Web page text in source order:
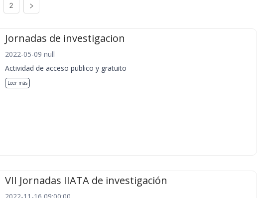
2
Jornadas de investigacion
2022-05-09 null
Actividad de acceso publico y gratuito
Leer más
VII Jornadas IIATA de investigación